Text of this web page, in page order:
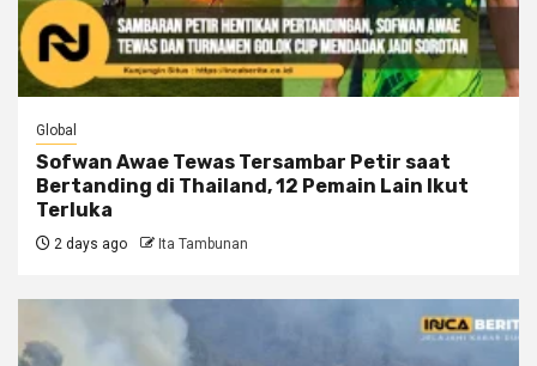
Global
Sofwan Awae Tewas Tersambar Petir saat
Bertanding di Thailand, 12 Pemain Lain Ikut
Terluka
2 days ago Ita Tambunan